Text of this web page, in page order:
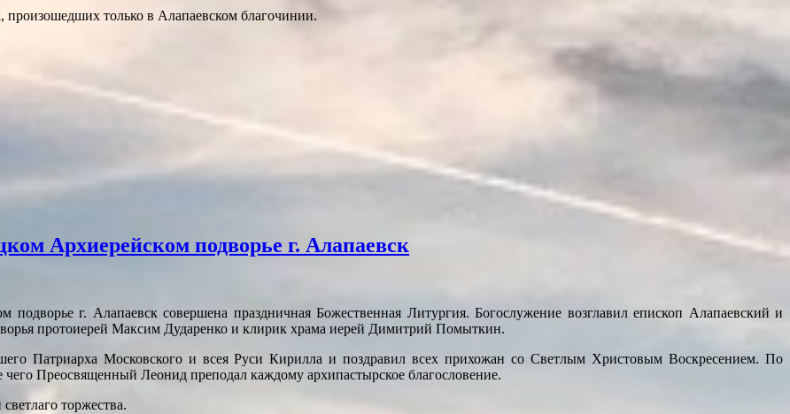
произошедших только в Алапаевском благочинии.
Архиерейском подворье г. Алапаевск
г. Алапаевск совершена праздничная Божественная Литургия. Богослужение возглавил епископ Алапаевский и
протоиерей Максим Дударенко и клирик храма иерей Димитрий Помыткин.
Патриарха Московского и всея Руси Кирилла и поздравил всех прихожан со Светлым Христовым Воскресением. По
Преосвященный Леонид преподал каждому архипастырское благословение.
торжества.